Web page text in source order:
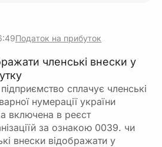
Податок на прибуток
членські внески у
сплачує членські
нумерації україни
включена в реєст
за ознакою 0039. чи
внески відображати у